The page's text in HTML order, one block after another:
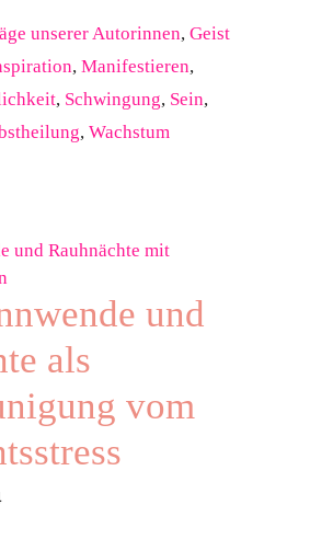
unserer Autorinnen,Geist
,Manifestieren,
, Schwingung, Sein,
, Wachstum
und
als
vom